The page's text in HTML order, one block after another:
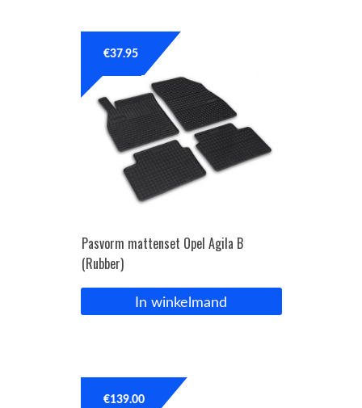
Pasvorm mattenset Opel Agila B
(Rubber)
€37.95
In winkelmand
€139.00